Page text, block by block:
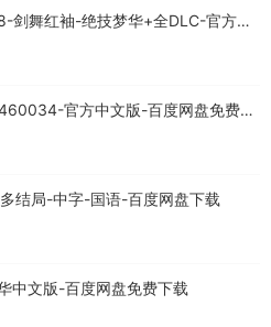
剑舞红袖-绝技梦华+全DLC-官方中
官方中文版-百度网盘免费下
结局-中字-国语-百度网盘下载
中文版-百度网盘免费下载